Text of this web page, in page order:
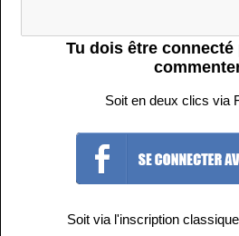
Tu dois être
Soit en deux clics via
Soit via l'inscription